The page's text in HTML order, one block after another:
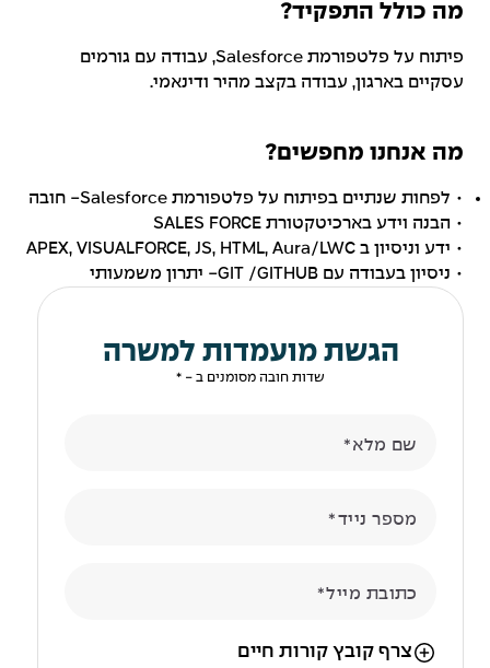
מה כולל התפקיד?
פיתוח על פלטפורמת Salesforce, עבודה עם גורמים
עסקיים בארגון, עבודה בקצב מהיר ודינאמי.
מה אנחנו מחפשים?
• לפחות שנתיים בפיתוח על פלטפורמת Salesforce- חובה
• הבנה וידע בארכיטקטורת SALES FORCE
• ידע וניסיון ב APEX, VISUALFORCE, JS, HTML, Aura/LWC
• ניסיון בעבודה עם GIT /GITHUB- יתרון משמעותי
הגשת מועמדות למשרה
שדות חובה מסומנים ב - *
שם מלא
מספר נייד
כתובת מייל
הניווט לאחר העלאת הקובץ באמצעות מקש ה-TAB
צרף קובץ קורות חיים